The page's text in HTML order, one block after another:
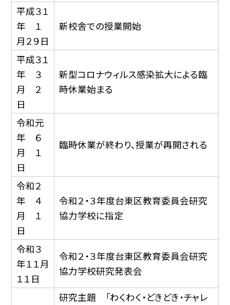
平成３１
年 １
月２９日
新校舎での授業開始
平成３１
年 ３
月 ２
日
新型コロナウィルス感染拡大による臨
時休業始まる
令和元
年 ６
月 １
日
臨時休業が終わり、授業が再開される
令和２
年 ４
月 １
日
令和２・３年度台東区教育委員会研究
協力学校に指定
令和３
年１１月
１１日
令和２・３年度台東区教育委員会研究
協力学校研究発表会
研究主題 「わくわく・どきどき・チャレ